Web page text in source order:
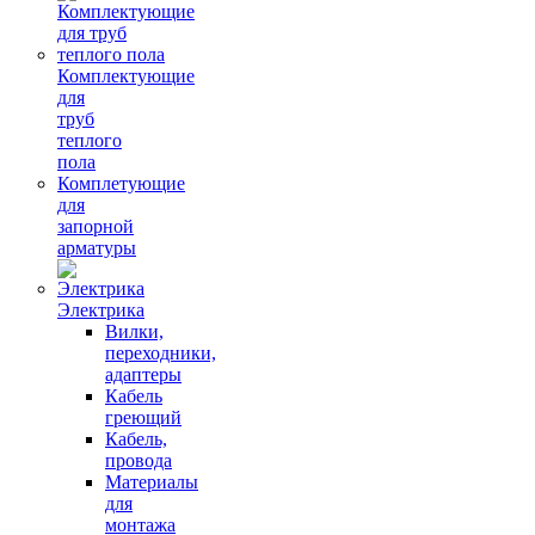
Комплектующие
для
труб
теплого
пола
Комплетующие
для
запорной
арматуры
Электрика
Вилки,
переходники,
адаптеры
Кабель
греющий
Кабель,
провода
Материалы
для
монтажа